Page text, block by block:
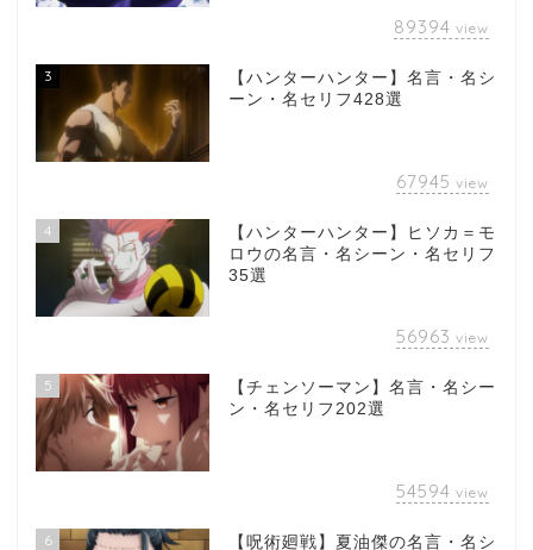
89394 view
3
【ハンターハンター】名言・名シ
ーン・名セリフ428選
67945 view
4
【ハンターハンター】ヒソカ＝モ
ロウの名言・名シーン・名セリフ
35選
56963 view
5
【チェンソーマン】名言・名シー
ン・名セリフ202選
54594 view
6
【呪術廻戦】夏油傑の名言・名シ